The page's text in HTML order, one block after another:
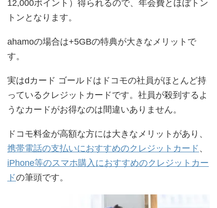
12,000ポイント）得られるので、年会費とほぼトン
トンとなります。
ahamoの場合は+5GBの特典が大きなメリットで
す。
実はdカード ゴールドはドコモの社員がほとんど持
っているクレジットカードです。社員が殺到するよ
うなカードがお得なのは間違いありません。
ドコモ料金が高額な方には大きなメリットがあり、
携帯電話の支払いにおすすめのクレジットカード 、
iPhone等のスマホ購入におすすめのクレジットカー
ドの筆頭です。